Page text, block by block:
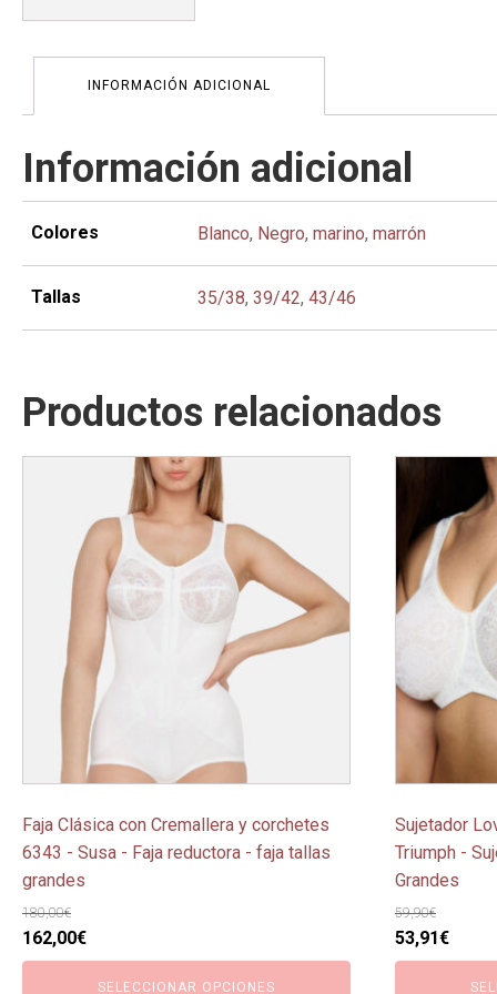
INFORMACIÓN ADICIONAL
Información adicional
Colores Blanco, Negro, marino, marrón
Tallas 35/38, 39/42, 43/46
Productos relacionados
Faja Clásica con Cremallera y corchetes
6343 - Susa - Faja reductora - faja tallas
grandes
180,00€
El
precio
162,00€El
precio
SELECCIONAR OPCIONES
múltiples
variantes.
opciones
pueden
de
producto
Sujetador
Triumph -
Grandes
59,90€
El
precio
53,91€El
Este
tiene
múltiples
variantes.
Las
pueden
elegir
de
producto